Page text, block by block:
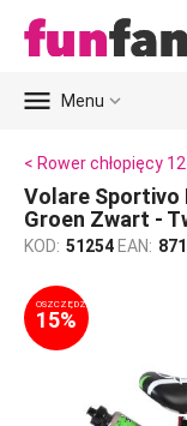
 Menu 
< Rower chłopięcy
Volare Sportivo
Groen Zwart -
KOD: 51254 EAN:
OSZCZĘDZASZ
15%